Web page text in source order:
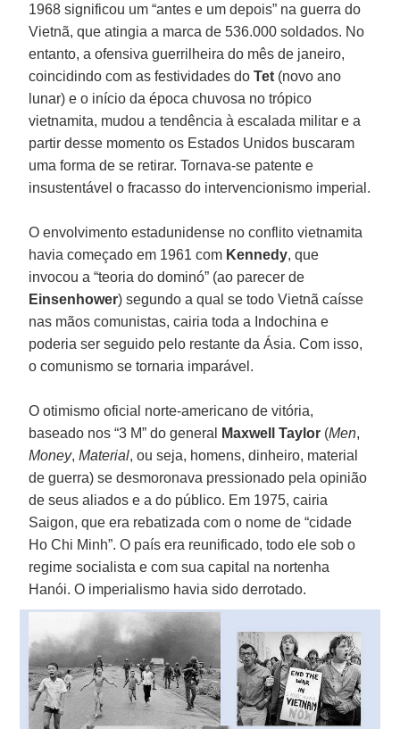
1968 significou um “antes e um depois” na guerra do
Vietnã, que atingia a marca de 536.000 soldados. No
entanto, a ofensiva guerrilheira do mês de janeiro,
coincidindo com as festividades doTet (novo ano
lunar) e o início da época chuvosa no trópico
vietnamita, mudou a tendência à escalada militar e a
partir desse momento os Estados Unidos buscaram
uma forma de se retirar. Tornava-se patente e
insustentável o fracasso do intervencionismo imperial.
O envolvimento estadunidense no conflito vietnamita
havia começado em 1961 com Kennedy, que
invocou a “teoria do dominó” (ao parecer de
Einsenhower) segundo a qual se todo Vietnã caísse
nas mãos comunistas, cairia toda a Indochina e
poderia ser seguido pelo restante da Ásia. Com isso,
o comunismo se tornaria imparável.
O otimismo oficial norte-americano de vitória,
baseado nos “3 M” do general
Maxwell Taylor (Men,
Money,Material, ou seja, homens, dinheiro, material
de guerra) se desmoronava pressionado pela opinião
de seus aliados e a do público. Em 1975, cairia
Saigon, que era rebatizada com o nome de “cidade
Ho Chi Minh”. O país era reunificado, todo ele sob o
regime socialista e com sua capital na nortenha
Hanói. O imperialismo havia sido derrotado.